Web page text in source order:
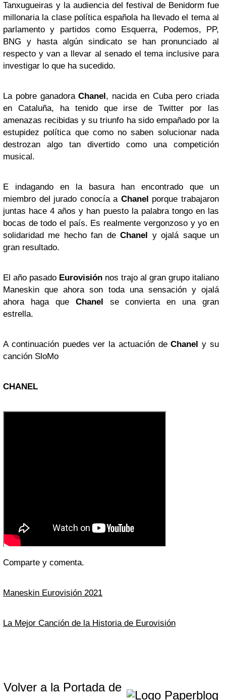
Tanxugueiras y la audiencia del festival de Benidorm fue
millonaria la clase política española ha llevado el tema al
parlamento y partidos como Esquerra, Podemos, PP,
BNG y hasta algún sindicato se han pronunciado al
respecto y van a llevar al senado el tema inclusive para
investigar lo que ha sucedido.
La pobre ganadoraChanel, nacida en Cuba pero criada
en Cataluña, ha tenido que irse de Twitter por las
amenazas recibidas y su triunfo ha sido empañado por la
estupidez política que como no saben solucionar nada
destrozan algo tan divertido como una competición
musical.
E indagando en la basura han encontrado que un
miembro del jurado conocía a Chanel porque trabajaron
juntas hace 4 años y han puesto la palabra tongo en las
bocas de todo el país. Es realmente vergonzoso y yo en
solidaridad me hecho fan deChanel y ojalá saque un
gran resultado.
El año pasado Eurovisión nos trajo al gran grupo italiano
Maneskin que ahora son toda una sensación y ojalá
ahora haga que Chanel se convierta en una gran
estrella.
A continuación puedes ver la actuación deChanely su
canción SloMo
CHANEL
Comparte y comenta.
Maneskin Eurovisión 2021
La Mejor Canción de la Historia de Eurovisión
Volver a la Portada de